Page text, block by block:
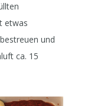
etwas
und
ca. 15